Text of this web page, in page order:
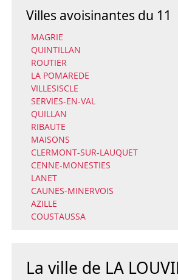
Villes avoisinantes du 11
MAGRIE
QUINTILLAN
ROUTIER
LA POMAREDE
VILLESISCLE
SERVIES-EN-VAL
QUILLAN
RIBAUTE
MAISONS
CLERMONT-SUR-LAUQUET
CENNE-MONESTIES
LANET
CAUNES-MINERVOIS
AZILLE
COUSTAUSSA
La ville de LA